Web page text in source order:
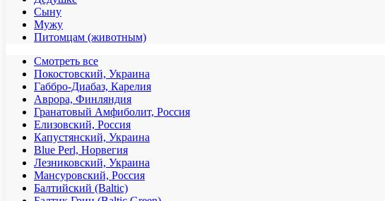
Сыну
Мужу
Питомцам (животным)
Смотреть все
Покостовский, Украина
Габбро-Диабаз, Карелия
Аврора, Финляндия
Гранатовый Амфиболит, Россия
Елизовский, Россия
Капустянский, Украина
Blue Perl, Норвегия
Лезниковский, Украина
Мансуровский, Россия
Балтийский (Baltic)